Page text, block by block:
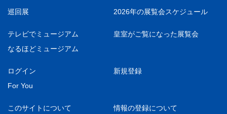
巡回展 2026年の展覧会スケジュール
テレビでミュージアム
皇室がご覧になった展覧会
なるほどミュージアム
ログイン
新規登録
For You
このサイトについて
情報の登録について